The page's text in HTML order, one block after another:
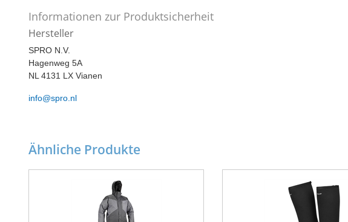
Informationen zur Produktsicherheit
Hersteller
SPRO N.V.
Hagenweg 5A
NL 4131 LX Vianen
info@spro.nl
Ähnliche Produkte